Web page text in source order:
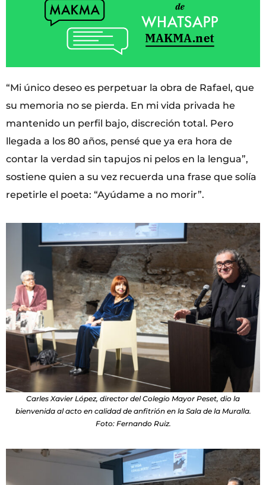
“Mi único deseo es perpetuar la obra de Rafael, que
su memoria no se pierda. En mi vida privada he
mantenido un perfil bajo, discreción total. Pero
llegada a los 80 años, pensé que ya era hora de
contar la verdad sin tapujos ni pelos en la lengua”,
sostiene quien a su vez recuerda una frase que solía
repetirle el poeta: “Ayúdame a no morir”.
Carles Xavier López, director del Colegio Mayor Peset, dio la
bienvenida al acto en calidad de anfitrión en la Sala de la Muralla.
Foto: Fernando Ruiz.